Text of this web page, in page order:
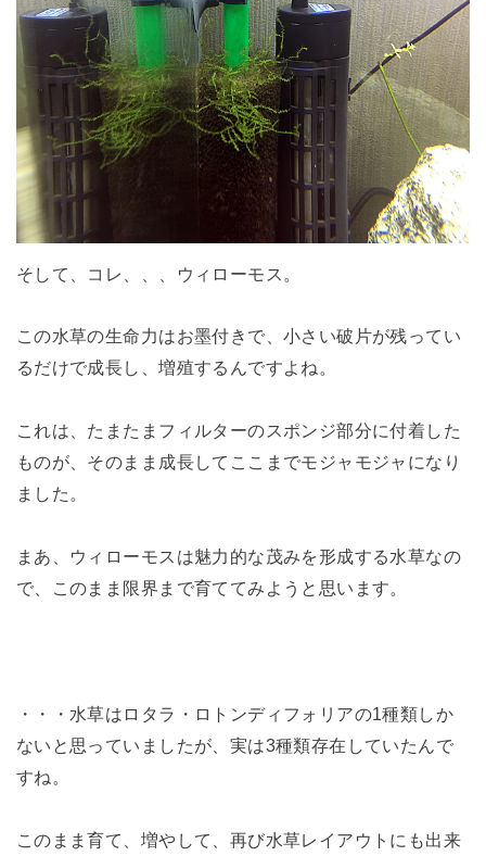
そして、コレ、、、ウィローモス。
この水草の生命力はお墨付きで、小さい破片が残ってい
るだけで成長し、増殖するんですよね。
これは、たまたまフィルターのスポンジ部分に付着した
ものが、そのまま成長してここまでモジャモジャになり
ました。
まあ、ウィローモスは魅力的な茂みを形成する水草なの
で、このまま限界まで育ててみようと思います。
・・・水草はロタラ・ロトンディフォリアの1種類しか
ないと思っていましたが、実は3種類存在していたんで
すね。
このまま育て、増やして、再び水草レイアウトにも出来